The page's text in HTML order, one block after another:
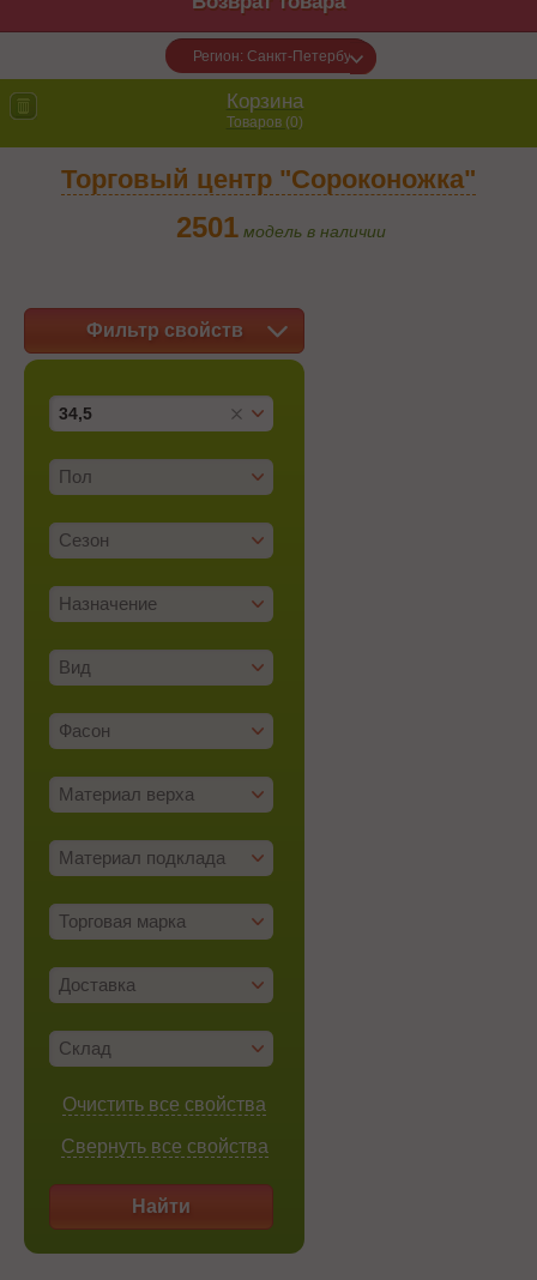
Регион: Санкт-Петербург
Корзина
Товаров (0)
Торговый центр "Сороконожка"
2501 модель в наличии
Фильтр свойств
34,5
Пол
Сезон
Назначение
Вид
Фасон
Материал верха
Материал подклада
Торговая марка
Доставка
Склад
Очистить все свойства
Свернуть все свойства
Найти